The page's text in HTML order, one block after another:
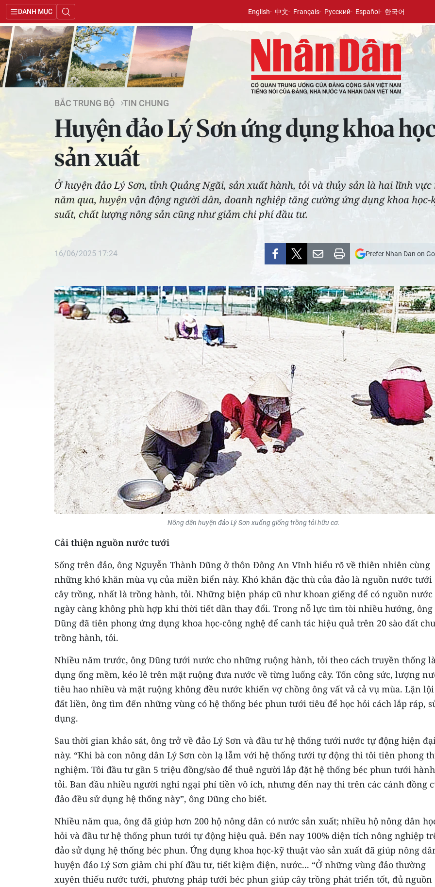
DANH MỤC English 中文 Français Русский Español 한국어
BẮC TRUNG BỘ TIN CHUNG
Huyện đảo Lý Sơn ứng dụng khoa
sản xuất
Ở huyện đảo Lý Sơn, tỉnh Quảng Ngãi, sản xuất hành, tỏi và thủy sản là hai lĩnh
năm qua, huyện vận động người dân, doanh nghiệp tăng cường ứng dụng khoa
suất, chất lượng nông sản cũng như giảm chi phí đầu tư.
16/06/2025 17:24 Prefer Nhan Dan on
Nông dân huyện đảo Lý Sơn xuống giống trồng tỏi hữu cơ.
Cải thiện nguồn nước tưới
Sống trên đảo, ông Nguyễn Thành Dũng ở thôn Đông An Vĩnh hiểu rõ về thiên nhiên cùng
những khó khăn mùa vụ của miền biển này. Khó khăn đặc thù của đảo là nguồn nước tưới
cây trồng, nhất là trồng hành, tỏi. Những biện pháp cũ như khoan giếng để có nguồn
ngày càng không phù hợp khi thời tiết dần thay đổi. Trong nỗ lực tìm tòi nhiều hướng, ông
Dũng đã tiên phong ứng dụng khoa học-công nghệ để canh tác hiệu quả trên 20 sào đất
trồng hành, tỏi.
Nhiều năm trước, ông Dũng tưới nước cho những ruộng hành, tỏi theo cách truyền thống
dụng ống mềm, kéo lê trên mặt ruộng đưa nước về từng luống cây. Tốn công sức, lượng
tiêu hao nhiều và mặt ruộng không đều nước khiến vợ chồng ông vất vả cả vụ mùa. Lặn
đất liền, ông tìm đến những vùng có hệ thống béc phun tưới tiêu để học hỏi cách lắp ráp,
dụng.
Sau thời gian khảo sát, ông trở về đảo Lý Sơn và đầu tư hệ thống tưới nước tự động hiện
này. “Khi bà con nông dân Lý Sơn còn lạ lẫm với hệ thống tưới tự động thì tôi tiên phong
nghiệm. Tôi đầu tư gần 5 triệu đồng/sào để thuê người lắp đặt hệ thống béc phun tưới
tỏi. Ban đầu nhiều người nghi ngại phí tiền vô ích, nhưng đến nay thì trên các cánh đồng
đảo đều sử dụng hệ thống này”, ông Dũng cho biết.
Nhiều năm qua, ông đã giúp hơn 200 hộ nông dân có nước sản xuất; nhiều hộ nông dân
hỏi và đầu tư hệ thống phun tưới tự động hiệu quả. Đến nay 100% diện tích nông nghiệp
đảo sử dụng hệ thống béc phun. Ứng dụng khoa học-kỹ thuật vào sản xuất đã giúp nông
huyện đảo Lý Sơn giảm chi phí đầu tư, tiết kiệm điện, nước... “Ở những vùng đảo thường
xuyên thiếu nước tưới, phương pháp tưới béc phun giúp cây trồng phát triển tốt, đủ nguồn